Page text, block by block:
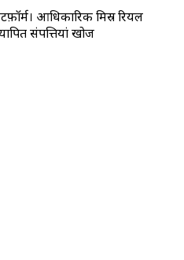
आधिकारिक मिस्र रियल
संपत्तियां खोजें